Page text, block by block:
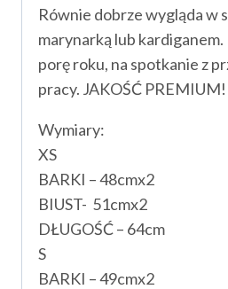
Równie dobrze wygląda w
marynarką lub kardiganem.
porę roku, na spotkanie z
pracy. JAKOŚĆ
Wymiary:
XS
BARKI – 48cmx2
BIUST- 51cmx2
DŁUGOŚĆ – 64cm
S
BARKI – 49cmx2